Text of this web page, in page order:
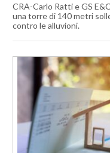
CRA-Carlo Ratti e GS
una torre di 140 metri
contro le alluvioni.